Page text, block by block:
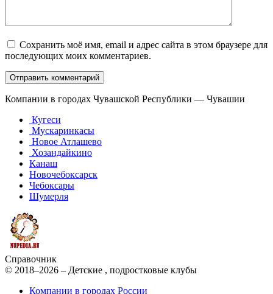
Сохранить моё имя, email и адрес сайта в этом браузере для
последующих моих комментариев.
Компании в городах Чувашской Республики — Чувашии
Кугеси
Мускаринкасы
Новое Атлашево
Хозандайкино
Канаш
Новочебоксарск
Чебоксары
Шумерля
Справочник
© 2018–2026 – Детские , подростковые клубы
Компании в городах России